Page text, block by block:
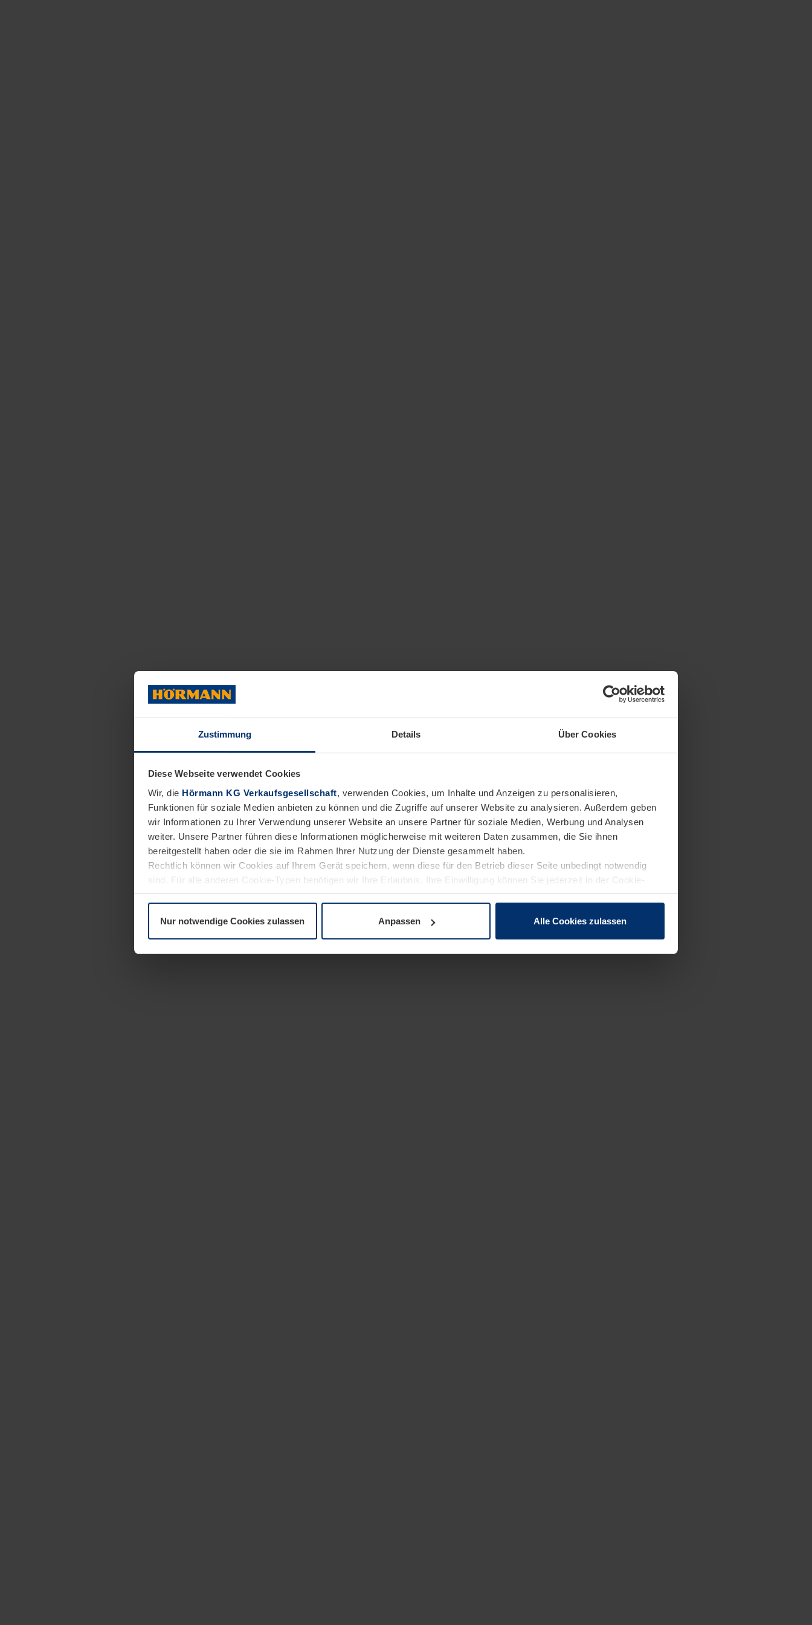
Zustimmung Details Über Cookies
Diese Webseite verwendet Cookies
Wir, die Hörmann KG Verkaufsgesellschaft, verwenden Cookies, um Inhalte und Anzeigen zu personalisieren,
Funktionen für soziale Medien anbieten zu können und die Zugriffe auf unserer Website zu analysieren. Außerdem geben
wir Informationen zu Ihrer Verwendung unserer Website an unsere Partner für soziale Medien, Werbung und Analysen
weiter. Unsere Partner führen diese Informationen möglicherweise mit weiteren Daten zusammen, die Sie ihnen
bereitgestellt haben oder die sie im Rahmen Ihrer Nutzung der Dienste gesammelt haben.
Rechtlich können wir Cookies auf Ihrem Gerät speichern, wenn diese für den Betrieb dieser Seite unbedingt notwendig
sind. Für alle anderen Cookie-Typen benötigen wir Ihre Erlaubnis. Ihre Einwilligung können Sie jederzeit in der Cookie-
Erläuterung auf der SeiteDatenschutzerklärungunserer Website ändern oder widerrufen.
Nur notwendige Cookies zulassen Anpassen Alle Cookies zulassen